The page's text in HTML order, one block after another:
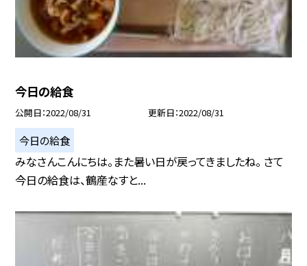
今日の給食
公開日 2022/08/31 更新日 2022/08/31
今日の給食
みなさんこんにちは。また暑い日が戻ってきましたね。 さて
今日の給食は、鶴産なすと...